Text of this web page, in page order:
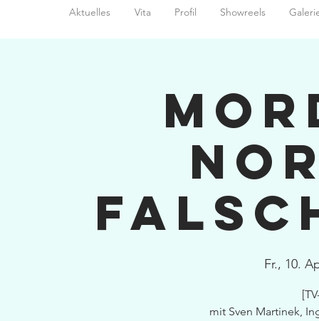
Aktuelles Vita Profil Showreels
Fr., 10.
mit Sven Martinek,